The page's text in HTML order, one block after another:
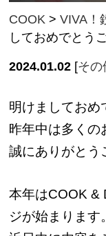
COOK >VIVA！
しておめでとう
2024.01.02 [その
明けましておめ
昨年中は多くの
誠にありがとう
本年はCOOK &
ジが始まります。